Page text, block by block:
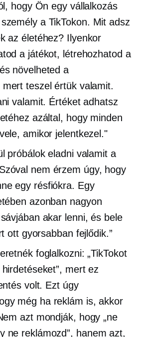
hogy Ön egy vállalkozás
a TikTokon. Mit adsz
az életéhez? Ilyenkor
a játékot, létrehozhatod a
növelheted a
mert teszel értük valamit.
valamit. Értéket adhatsz
azáltal, hogy minden
amikor jelentkezel."
próbálok eladni valamit a
nem érzem úgy, hogy
egy résfiókra. Egy
azonban nagyon
akar lenni, és bele
ott gyorsabban fejlődik.”
foglalkozni: „TikTokot
mert ez
volt. Ezt úgy
még ha reklám is, akkor
azt mondják, hogy „ne
ne reklámozd”, hanem azt,